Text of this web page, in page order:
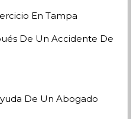
En Tampa
De Un Accidente De
De Un Abogado